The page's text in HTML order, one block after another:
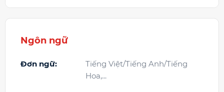
Ngôn ngữ
Đơn ngữ:
Tiếng Việt/Tiếng Anh/Tiếng
Hoa,...